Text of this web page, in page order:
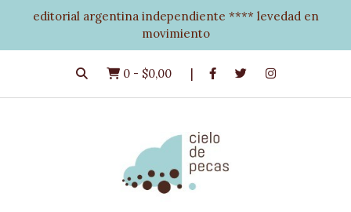
editorial argentina independiente **** levedad en
movimiento
0 - $0,00